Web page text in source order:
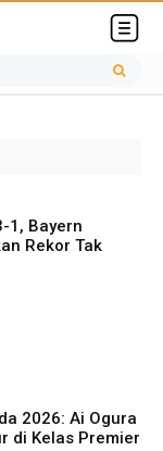
1, Bayern
Rekor Tak
2026: Ai Ogura
di Kelas Premier